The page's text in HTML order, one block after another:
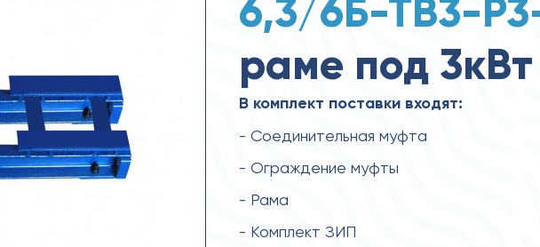
6,3/6Б-ТВ3-
раме под 3кВт
В комплект поставки входят:
- Соединительная муфта
- Ограждение муфты
- Рама
- Комплект ЗИП